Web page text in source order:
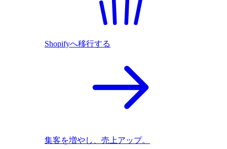
Shopifyへ移行する
集客を増やし、売上アップ。